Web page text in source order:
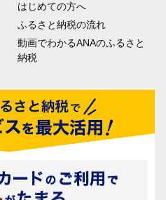
はじめての方へ
ふるさと納税の流れ
動画でわかるANAのふるさと
納税